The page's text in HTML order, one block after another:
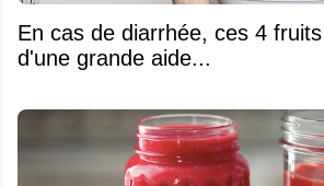
En cas de diarrhée, ces 4
d'une grande aide...